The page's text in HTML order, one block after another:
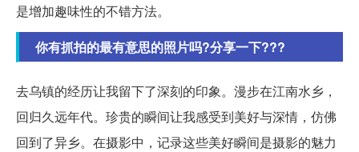
是增加趣味性的不错方法。
你有抓拍的最有意思的照片吗?分享一下???
去乌镇的经历让我留下了深刻的印象。漫步在江南水乡，
回归久远年代。珍贵的瞬间让我感受到美好与深情，仿佛
回到了异乡。在摄影中，记录这些美好瞬间是摄影的魅力